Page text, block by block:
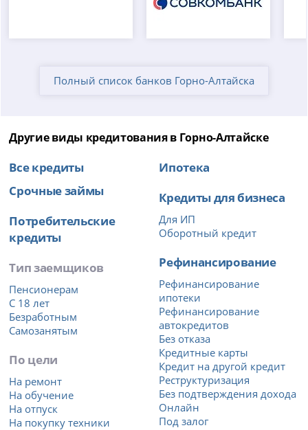
Полный список банков Горно-Алтайска
Другие виды кредитования в Горно-Алтайске
Все кредиты
Срочные займы
Потребительские
кредиты
Тип заемщиков
Пенсионерам
С 18 лет
Безработным
Самозанятым
По цели
На ремонт
На обучение
На отпуск
На покупку техники
Ипотека
Кредиты для бизнеса
Для ИП
Оборотный кредит
Рефинансирование
Рефинансирование
ипотеки
Рефинансирование
автокредитов
Без отказа
Кредитные карты
Кредит на другой кредит
Реструктуризация
Без подтверждения дохода
Онлайн
Под залог